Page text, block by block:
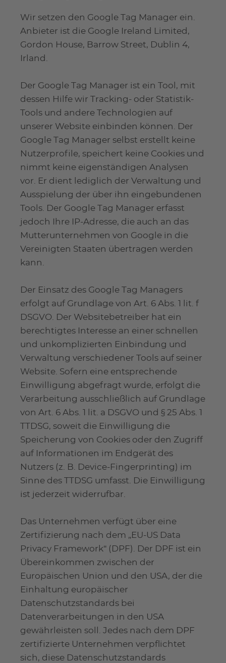
Wir setzen den Google Tag Manager ein.
Anbieter ist die Google Ireland Limited,
Gordon House, Barrow Street, Dublin 4,
Irland.
Der Google Tag Manager ist ein Tool, mit
dessen Hilfe wir Tracking- oder Statistik-
Tools und andere Technologien auf
unserer Website einbinden können. Der
Google Tag Manager selbst erstellt keine
Nutzerprofile, speichert keine Cookies und
nimmt keine eigenständigen Analysen
vor. Er dient lediglich der Verwaltung und
Ausspielung der über ihn eingebundenen
Tools. Der Google Tag Manager erfasst
jedoch Ihre IP-Adresse, die auch an das
Mutterunternehmen von Google in die
Vereinigten Staaten übertragen werden
kann.
Der Einsatz des Google Tag Managers
erfolgt auf Grundlage von Art. 6 Abs. 1 lit. f
DSGVO. Der Websitebetreiber hat ein
berechtigtes Interesse an einer schnellen
und unkomplizierten Einbindung und
Verwaltung verschiedener Tools auf seiner
Website. Sofern eine entsprechende
Einwilligung abgefragt wurde, erfolgt die
Verarbeitung ausschließlich auf Grundlage
von Art. 6 Abs. 1 lit. a DSGVO und § 25 Abs. 1
TTDSG, soweit die Einwilligung die
Speicherung von Cookies oder den Zugriff
auf Informationen im Endgerät des
Nutzers (z. B. Device-Fingerprinting) im
Sinne des TTDSG umfasst. Die Einwilligung
ist jederzeit widerrufbar.
Das Unternehmen verfügt über eine
Zertifizierung nach dem „EU-US Data
Privacy Framework“ (DPF). Der DPF ist ein
Übereinkommen zwischen der
Europäischen Union und den USA, der die
Einhaltung europäischer
Datenschutzstandards bei
Datenverarbeitungen in den USA
gewährleisten soll. Jedes nach dem DPF
zertifizierte Unternehmen verpflichtet
sich, diese Datenschutzstandards